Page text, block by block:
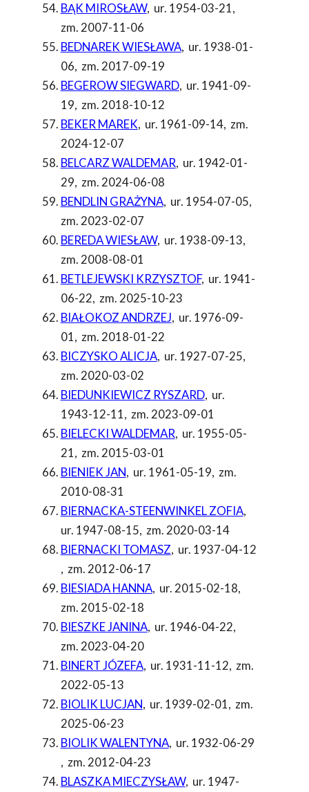
BĄK MIROSŁAW, ur. 1954-03-21,
zm. 2007-11-06
BEDNAREK WIESŁAWA, ur. 1938-01-
06, zm. 2017-09-19
BEGEROW SIEGWARD, ur. 1941-09-
19, zm. 2018-10-12
BEKER MAREK, ur. 1961-09-14, zm.
2024-12-07
BELCARZ WALDEMAR, ur. 1942-01-
29, zm. 2024-06-08
BENDLIN GRAŻYNA, ur. 1954-07-05,
zm. 2023-02-07
BEREDA WIESŁAW, ur. 1938-09-13,
zm. 2008-08-01
BETLEJEWSKI KRZYSZTOF, ur. 1941-
06-22, zm. 2025-10-23
BIAŁOKOZ ANDRZEJ, ur. 1976-09-
01, zm. 2018-01-22
BICZYSKO ALICJA, ur. 1927-07-25,
zm. 2020-03-02
BIEDUNKIEWICZ RYSZARD, ur.
1943-12-11, zm. 2023-09-01
BIELECKI WALDEMAR, ur. 1955-05-
21, zm. 2015-03-01
BIENIEK JAN, ur. 1961-05-19, zm.
2010-08-31
BIERNACKA-STEENWINKEL ZOFIA,
ur. 1947-08-15, zm. 2020-03-14
BIERNACKI TOMASZ, ur. 1937-04-12
, zm. 2012-06-17
BIESIADA HANNA, ur. 2015-02-18,
zm. 2015-02-18
BIESZKE JANINA, ur. 1946-04-22,
zm. 2023-04-20
BINERT JÓZEFA, ur. 1931-11-12, zm.
2022-05-13
BIOLIK LUCJAN, ur. 1939-02-01, zm.
2025-06-23
BIOLIK WALENTYNA, ur. 1932-06-29
, zm. 2012-04-23
BLASZKA MIECZYSŁAW, ur. 1947-